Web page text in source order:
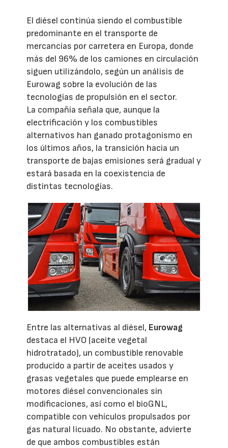
El diésel continúa siendo el combustible
predominante en el transporte de
mercancías por carretera en Europa, donde
más del 96% de los camiones en circulación
siguen utilizándolo, según un análisis de
Eurowag sobre la evolución de las
tecnologías de propulsión en el sector.
La compañía señala que, aunque la
electrificación y los combustibles
alternativos han ganado protagonismo en
los últimos años, la transición hacia un
transporte de bajas emisiones será gradual y
estará basada en la coexistencia de
distintas tecnologías.
Entre las alternativas al diésel, Eurowag
destaca el HVO (aceite vegetal
hidrotratado), un combustible renovable
producido a partir de aceites usados y
grasas vegetales que puede emplearse en
motores diésel convencionales sin
modificaciones, así como el bioGNL,
compatible con vehículos propulsados por
gas natural licuado. No obstante, advierte
de que ambos combustibles están